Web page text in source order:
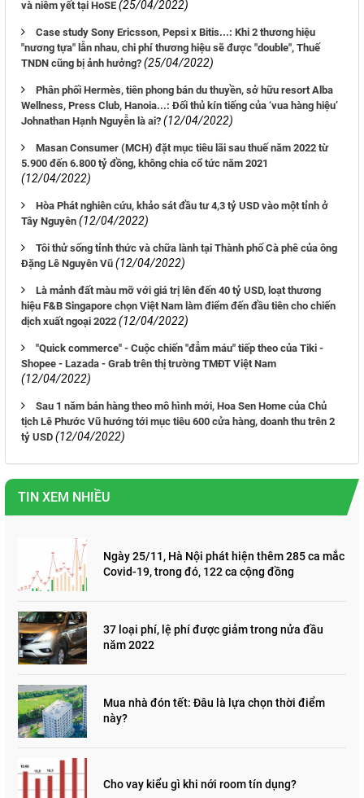
và niêm yết tại HoSE (25/04/2022)
Case study Sony Ericsson, Pepsi x Bitis...: Khi 2 thương hiệu
"nương tựa" lẫn nhau, chi phí thương hiệu sẽ được "double", Thuế
TNDN cũng bị ảnh hưởng? (25/04/2022)
Phân phối Hermès, tiên phong bán du thuyền, sở hữu resort Alba
Wellness, Press Club, Hanoia...: Đối thủ kín tiếng của ‘vua hàng hiệu’
Johnathan Hạnh Nguyễn là ai? (12/04/2022)
Masan Consumer (MCH) đặt mục tiêu lãi sau thuế năm 2022 từ
5.900 đến 6.800 tỷ đồng, không chia cổ tức năm 2021
(12/04/2022)
Hòa Phát nghiên cứu, khảo sát đầu tư 4,3 tỷ USD vào một tỉnh ở
Tây Nguyên (12/04/2022)
Tôi thử sống tỉnh thức và chữa lành tại Thành phố Cà phê của ông
Đặng Lê Nguyên Vũ (12/04/2022)
Là mảnh đất màu mỡ với giá trị lên đến 40 tỷ USD, loạt thương
hiệu F&B Singapore chọn Việt Nam làm điểm đến đầu tiên cho chiến
dịch xuất ngoại 2022 (12/04/2022)
"Quick commerce" - Cuộc chiến "đẫm máu" tiếp theo của Tiki -
Shopee - Lazada - Grab trên thị trường TMĐT Việt Nam
(12/04/2022)
Sau 1 năm bán hàng theo mô hình mới, Hoa Sen Home của Chủ
tịch Lê Phước Vũ hướng tới mục tiêu 600 cửa hàng, doanh thu trên 2
tỷ USD (12/04/2022)
TIN XEM NHIỀU
Ngày 25/11, Hà Nội phát hiện thêm 285 ca mắc
Covid-19, trong đó, 122 ca cộng đồng
37 loại phí, lệ phí được giảm trong nửa đầu
năm 2022
Mua nhà đón tết: Đâu là lựa chọn thời điểm
này?
Cho vay kiểu gì khi nới room tín dụng?